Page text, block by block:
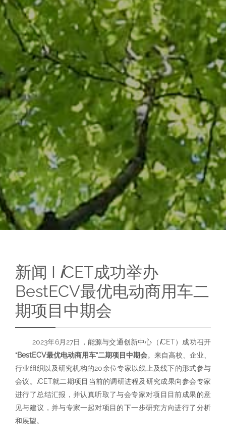
新闻 I iCET成功举办
BestECV最优电动商用车二
期项目中期会
2023年6月27日，能源与交通创新中心（iCET）成功召开
“BestECV最优电动商用车”二期项目中期会。来自高校、企业、
行业组织以及研究机构的20余位专家以线上及线下的形式参与
会议。 iCET就二期项目当前的调研进程及研究成果向参会专家
进行了总结汇报，并认真听取了与会专家对项目目前成果的意
见与建议，并与专家一起对项目的下一步研究方向进行了分析
和展望。